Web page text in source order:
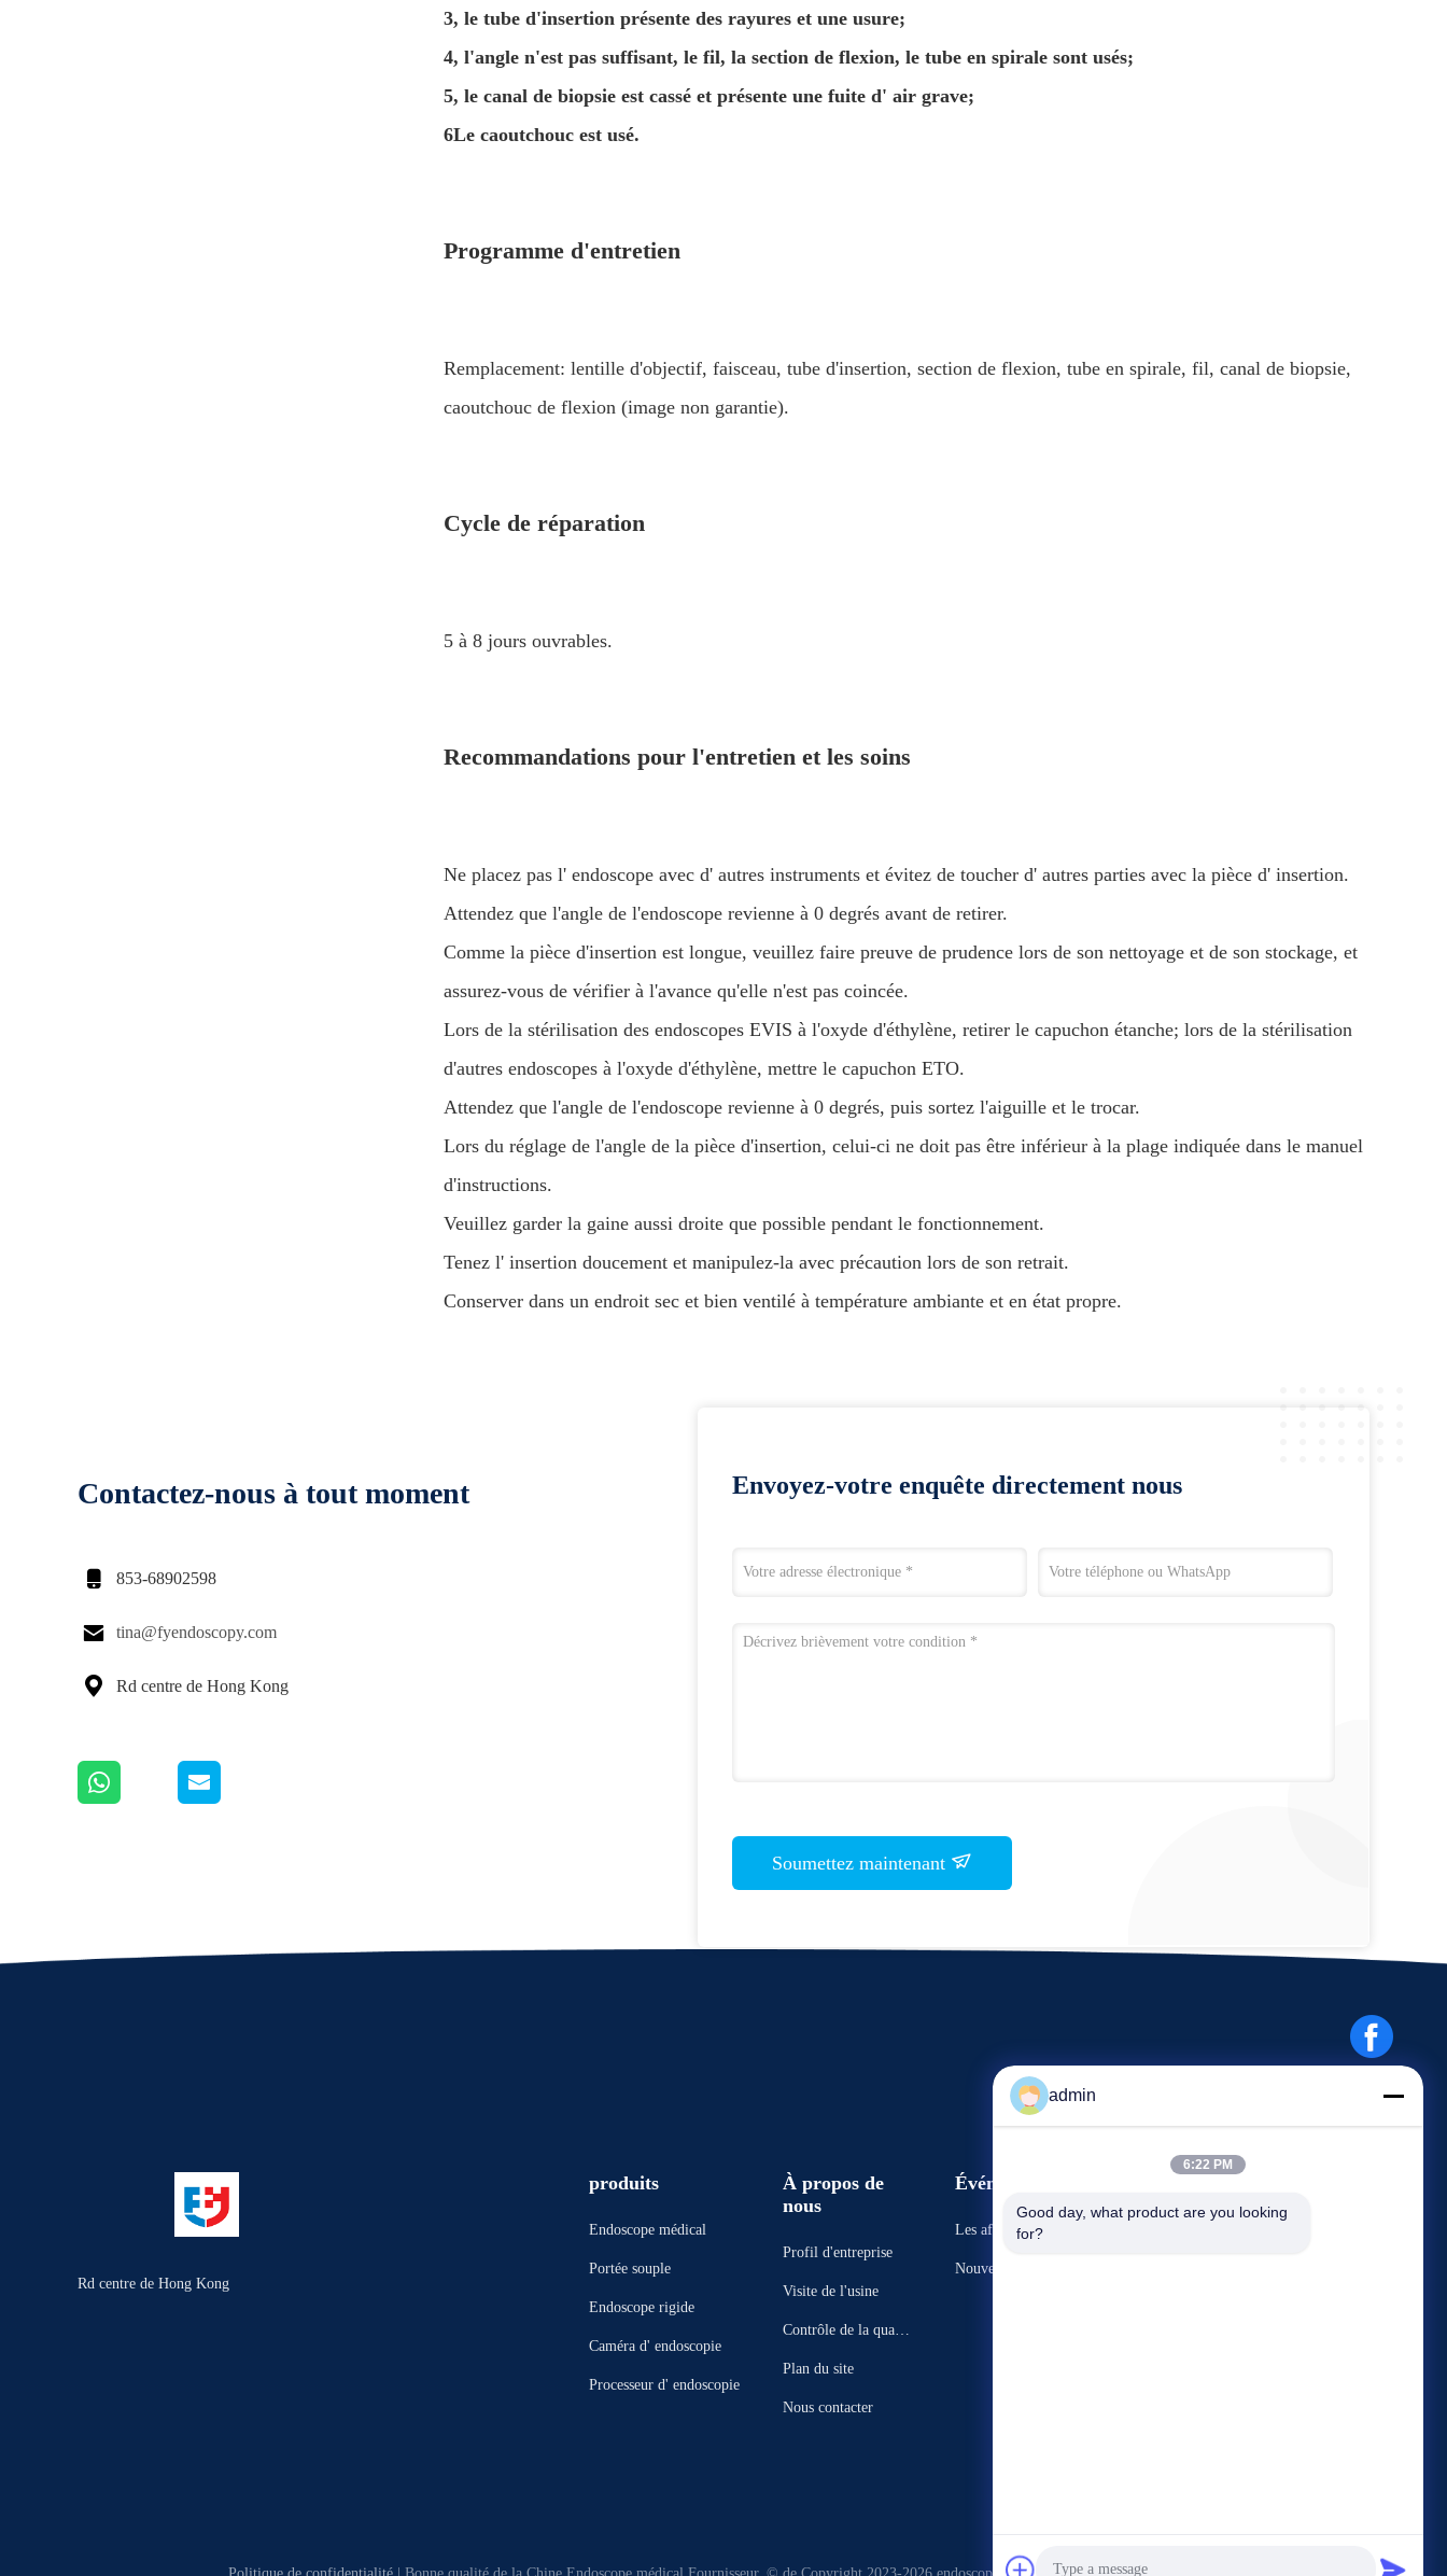
3, le tube d'insertion présente des rayures et une usure;
4, l'angle n'est pas suffisant, le fil, la section de flexion, le tube en spirale sont usés;
5, le canal de biopsie est cassé et présente une fuite d' air grave;
6Le caoutchouc est usé.
Programme d'entretien
Remplacement: lentille d'objectif, faisceau, tube d'insertion, section de flexion, tube en spirale, fil, canal de biopsie,
caoutchouc de flexion (image non garantie).
Cycle de réparation
5 à 8 jours ouvrables.
Recommandations pour l'entretien et les soins
Ne placez pas l' endoscope avec d' autres instruments et évitez de toucher d' autres parties avec la pièce d' insertion.
Attendez que l'angle de l'endoscope revienne à 0 degrés avant de retirer.
Comme la pièce d'insertion est longue, veuillez faire preuve de prudence lors de son nettoyage et de son stockage, et
assurez-vous de vérifier à l'avance qu'elle n'est pas coincée.
Lors de la stérilisation des endoscopes EVIS à l'oxyde d'éthylène, retirer le capuchon étanche; lors de la stérilisation
d'autres endoscopes à l'oxyde d'éthylène, mettre le capuchon ETO.
Attendez que l'angle de l'endoscope revienne à 0 degrés, puis sortez l'aiguille et le trocar.
Lors du réglage de l'angle de la pièce d'insertion, celui-ci ne doit pas être inférieur à la plage indiquée dans le manuel
d'instructions.
Veuillez garder la gaine aussi droite que possible pendant le fonctionnement.
Tenez l' insertion doucement et manipulez-la avec précaution lors de son retrait.
Conserver dans un endroit sec et bien ventilé à température ambiante et en état propre.
Contactez-nous à tout moment
 853-68902598
 tina@fyendoscopy.com
 Rd centre de Hong Kong
Envoyez-votre enquête directement nous
Soumettez maintenant
Rd centre de Hong Kong
produits
Endoscope médical
Portée souple
Endoscope rigide
Caméra d' endoscopie
Processeur d' endoscopie
À propos de
nous
Profil d'entreprise
Visite de l'usine
Contrôle de la qualit
Plan du site
Nous contacter
Événements
Les affaires
Nouvelles
admin
6:22 PM
Good day, what product are you looking
for?